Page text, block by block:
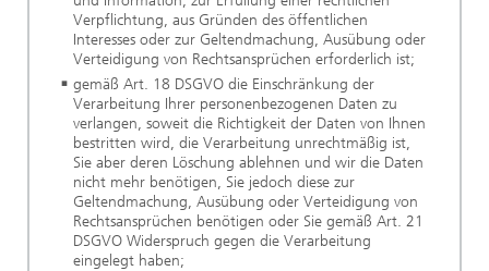
Verpflichtung, aus Gründen des öffentlichen
Interesses oder zur Geltendmachung, Ausübung oder
Verteidigung von Rechtsansprüchen erforderlich ist;
gemäß Art. 18 DSGVO die Einschränkung der
Verarbeitung Ihrer personenbezogenen Daten zu
verlangen, soweit die Richtigkeit der Daten von Ihnen
bestritten wird, die Verarbeitung unrechtmäßig ist,
Sie aber deren Löschung ablehnen und wir die Daten
nicht mehr benötigen, Sie jedoch diese zur
Geltendmachung, Ausübung oder Verteidigung von
Rechtsansprüchen benötigen oder Sie gemäß Art. 21
DSGVO Widerspruch gegen die Verarbeitung
eingelegt haben;